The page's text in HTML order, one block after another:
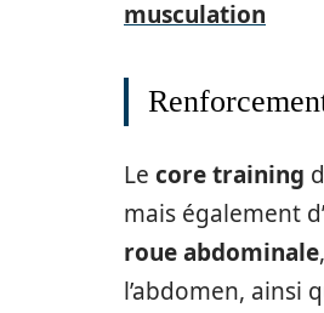
musculation
Le core training
mais également
roue abdominale
l’abdomen, ainsi